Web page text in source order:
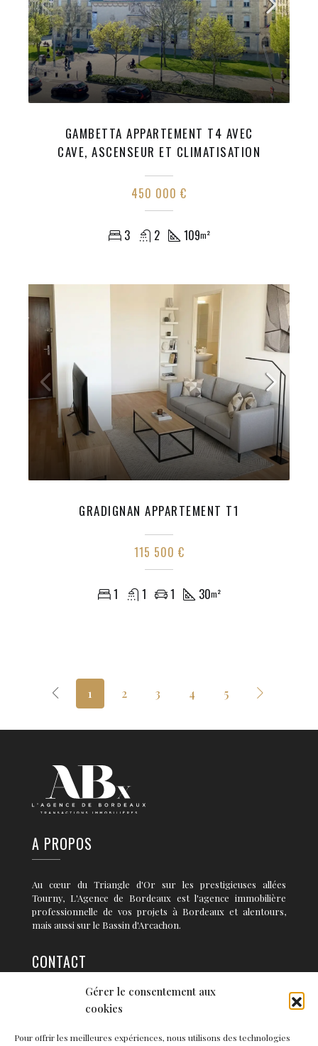
Gérer le consentement aux
cookies
Pour offrir les meilleures expériences, nous utilisons des technologies
GAMBETTA APPARTEMENT T4 AVEC
CAVE, ASCENSEUR ET CLIMATISATION
450 000 €
3 2 109m²
GRADIGNAN APPARTEMENT T1
115 500 €
1 1 1 30m²
1 2 3 4 5
A PROPOS
Au cœur du Triangle d'Or sur les prestigieuses allées
Tourny, L'Agence de Bordeaux est l'agence immobilière
professionnelle de vos projets à Bordeaux et alentours,
mais aussi sur le Bassin d'Arcachon.
CONTACT
36 rue Condillac 33 000 BORDEAUX